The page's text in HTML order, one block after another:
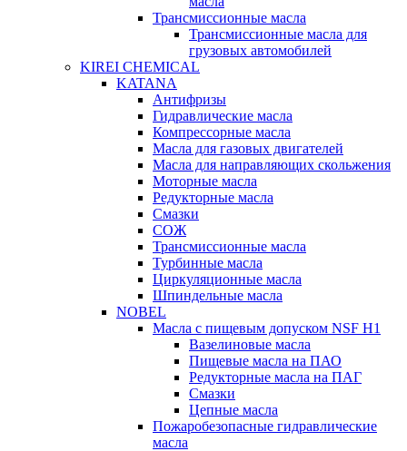
Трансмиссионные масла
Трансмиссионные масла для
грузовых автомобилей
KIREI CHEMICAL
KATANA
Антифризы
Гидравлические масла
Компрессорные масла
Масла для газовых двигателей
Масла для направляющих скольжения
Моторные масла
Редукторные масла
Смазки
СОЖ
Трансмиссионные масла
Турбинные масла
Циркуляционные масла
Шпиндельные масла
NOBEL
Масла с пищевым допуском NSF H1
Вазелиновые масла
Пищевые масла на ПАО
Редукторные масла на ПАГ
Смазки
Цепные масла
Пожаробезопасные гидравлические
масла